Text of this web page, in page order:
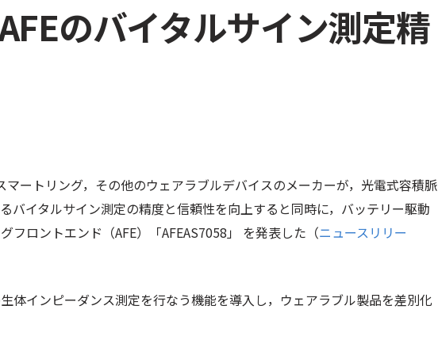
のバイタルサイン測定精
マートリング，その他のウェアラブルデバイスのメーカーが，光電式容積脈
バイタルサイン測定の精度と信頼性を向上すると同時に，バッテリー駆動
フロントエンド（AFE）「AFEAS7058」 を発表した（ニュースリリー
体インピーダンス測定を行なう機能を導入し，ウェアラブル製品を差別化